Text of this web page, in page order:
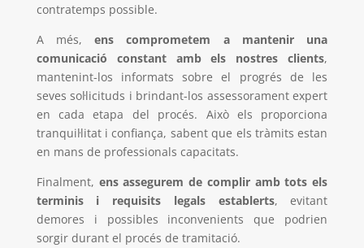
contratemps possible.
A més,ens comprometem a mantenir una
comunicació constant amb els nostres clients,
mantenint-los informats sobre el progrés de les
seves sol·licituds i brindant-los assessorament expert
en cada etapa del procés. Això els proporciona
tranquil·litat i confiança, sabent que els tràmits estan
en mans de professionals capacitats.
Finalment, ens assegurem de complir amb tots els
terminis i requisits legals establerts, evitant
demores i possibles inconvenients que podrien
sorgir durant el procés de tramitació.